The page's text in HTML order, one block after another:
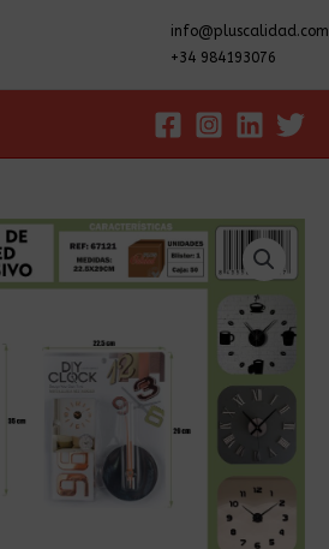
info@pluscalidad.com
+34 984193076